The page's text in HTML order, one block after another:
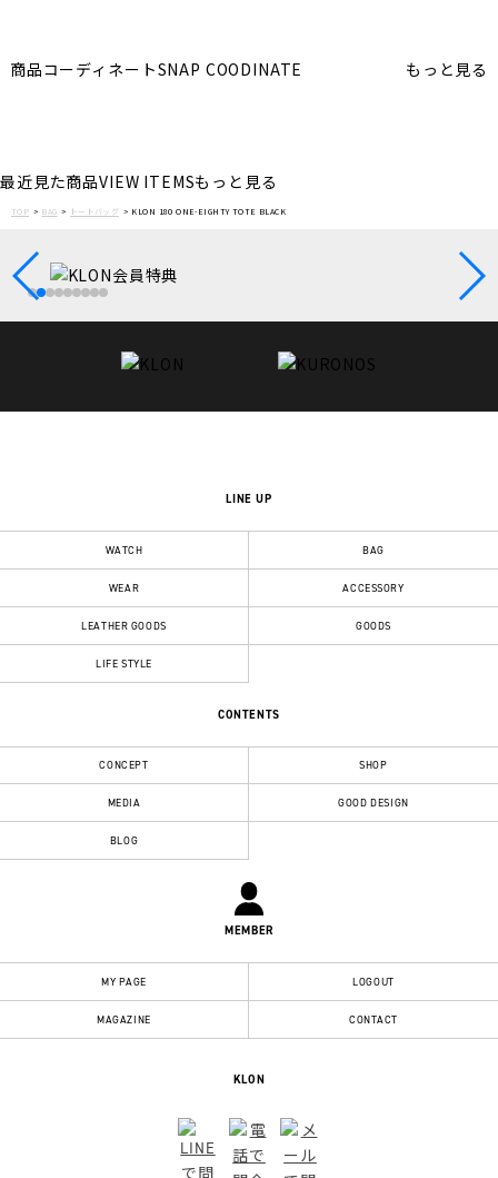
商品コーディネートSNAP COODINATE もっと見る
最近見た商品VIEW ITEMSもっと見る
TOP BAG トートバッグ KLON 180 ONE-EIGHTY TOTE BLACK
LINE UP
WATCH BAG
WEAR ACCESSORY
LEATHER GOODS GOODS
LIFE STYLE
CONTENTS
CONCEPT SHOP
MEDIA GOOD DESIGN
BLOG
MEMBER
MY PAGE LOGOUT
MAGAZINE CONTACT
KLON